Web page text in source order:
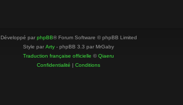
Développé par phpBB® Forum Software © phpBB Limited
Style par Arty - phpBB 3.3 par MrGaby
Traduction française officielle ©Qiaeru
Confidentialité | Conditions